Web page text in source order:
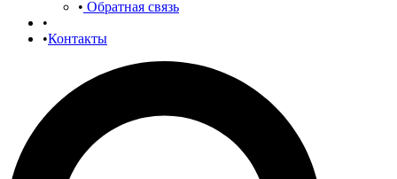
Обратная связь
Контакты